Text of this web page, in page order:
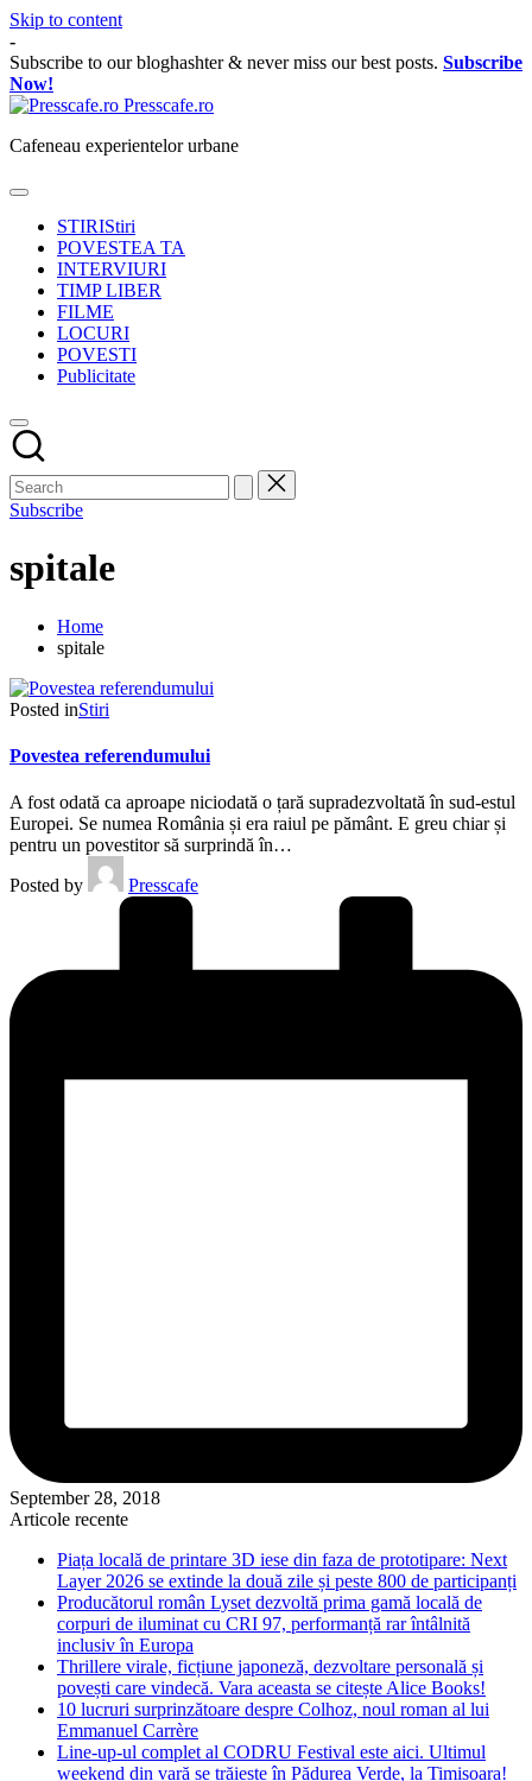
Skip to content
-
Subscribe to our bloghashter & never miss our best posts. Subscribe
Now!
Presscafe.ro
Cafeneau experientelor urbane
STIRIStiri
POVESTEA TA
INTERVIURI
TIMP LIBER
FILME
LOCURI
POVESTI
Publicitate
Subscribe
spitale
Home
spitale
Posted inStiri
Povestea referendumului
A fost odată ca aproape niciodată o țară supradezvoltată în sud-estul
Europei. Se numea România și era raiul pe pământ. E greu chiar și
pentru un povestitor să surprindă în…
Posted by
Presscafe
September 28, 2018
Articole recente
Piața locală de printare 3D iese din faza de prototipare: Next
Layer 2026 se extinde la două zile și peste 800 de participanți
Producătorul român Lyset dezvoltă prima gamă locală de
corpuri de iluminat cu CRI 97, performanță rar întâlnită
inclusiv în Europa
Thrillere virale, ficțiune japoneză, dezvoltare personală și
povești care vindecă. Vara aceasta se citește Alice Books!
10 lucruri surprinzătoare despre Colhoz, noul roman al lui
Emmanuel Carrère
Line-up-ul complet al CODRU Festival este aici. Ultimul
weekend din vară se trăiește în Pădurea Verde, la Timișoara!